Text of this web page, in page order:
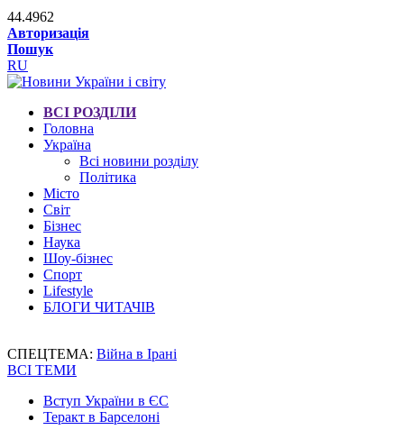
44.4962
Авторизація
Пошук
RU
ВСІ РОЗДІЛИ
Головна
Україна
Всі новини розділу
Політика
Місто
Світ
Бізнес
Наука
Шоу-бізнес
Спорт
Lifestyle
БЛОГИ ЧИТАЧІВ
СПЕЦТЕМА: Війна в Ірані
ВСІ ТЕМИ
Вступ України в ЄС
Теракт в Барселоні